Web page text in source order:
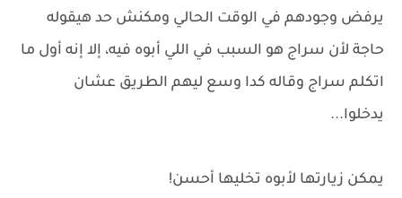
يرفض وجودهم في الوقت الحالي ومكنش حد هيقوله
حاجة لأن سراج هو السبب في اللي أبوه فيه، إلا إنه أول ما
اتكلم سراج وقاله كدا وسع ليهم الطريق عشان
يدخلوا...
يمكن زيارتها لأبوه تخليها أحسن!